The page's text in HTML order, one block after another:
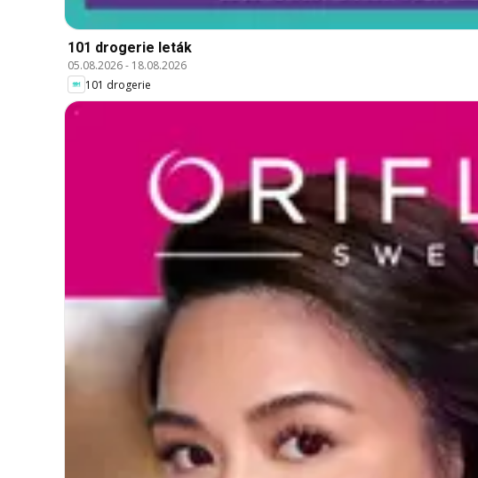
101 drogerie leták
05.08.2026- 18.08.2026
101 drogerie